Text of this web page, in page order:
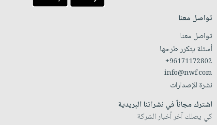
تواصل معنا
تواصل معنا
أسئلة يتكرر طرحها
+96171172802
info@nwf.com
نشرة الإصدارات
اشترك مجاناً في نشراتنا البريدية
كي يصلك آخر أخبار الشركة